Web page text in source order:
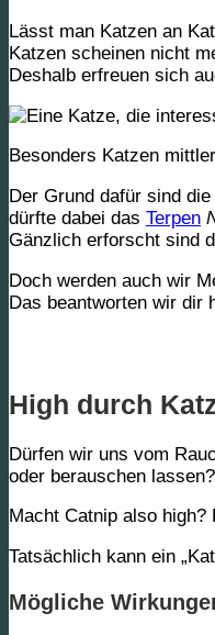
Lässt man Katzen an
Katzen scheinen nicht
Deshalb erfreuen sich
Besonders Katzen
Der Grund dafür sind die
dürfte dabei das Terpen
Gänzlich erforscht sind
Doch werden auch wir
Das beantworten wir dir
High durch
Dürfen wir uns vom
oder berauschen lassen?
Macht Catnip also
Tatsächlich kann ein
Mögliche